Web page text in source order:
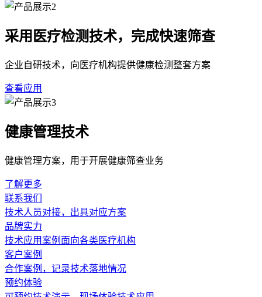
采用医疗检测技术，完成快速筛查
企业自研技术，向医疗机构提供健康检测整套方案
查看应用
健康管理技术
健康管理方案，用于开展健康筛查业务
了解更多
联系我们
技术人员对接，出具对应方案
品牌实力
技术应用案例面向各类医疗机构
客户案例
合作案例，记录技术落地情况
预约体验